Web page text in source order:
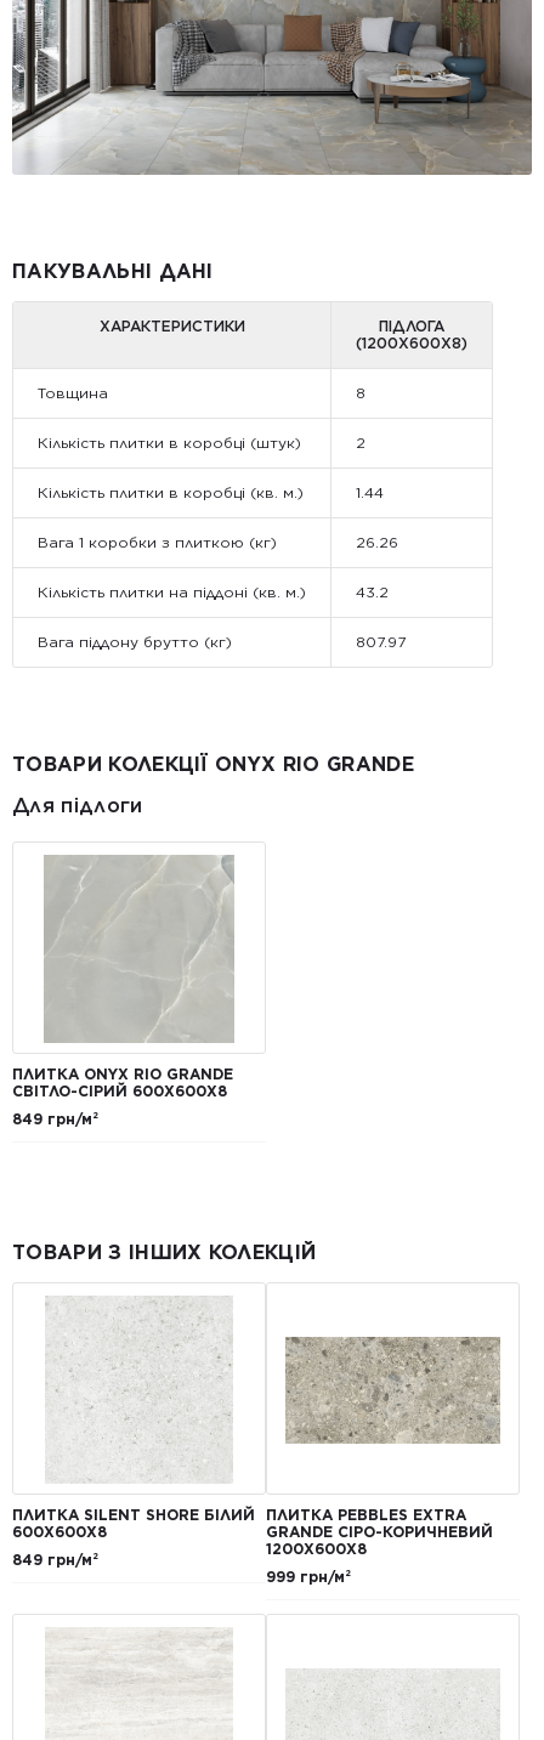
ПАКУВАЛЬНІ ДАНІ
ХАРАКТЕРИСТИКИ
ПІДЛОГА
(1200Х600Х8)
Товщина 8
Кількість плитки в коробці (штук) 2
Кількість плитки в коробці (кв. м.) 1.44
Вага 1 коробки з плиткою (кг) 26.26
Кількість плитки на піддоні (кв. м.) 43.2
Вага піддону брутто (кг) 807.97
ТОВАРИ КОЛЕКЦІЇ ONYX RIO GRANDE
Для підлоги
ПЛИТКА ONYX RIO GRANDE
СВІТЛО-СІРИЙ 600X600X8
849 грн/м²
ТОВАРИ З ІНШИХ КОЛЕКЦІЙ
ПЛИТКА SILENT SHORE БІЛИЙ
600Х600Х8
849 грн/м²
ПЛИТКА PEBBLES EXTRA
GRANDE СІРО-КОРИЧНЕВИЙ
1200Х600Х8
999 грн/м²